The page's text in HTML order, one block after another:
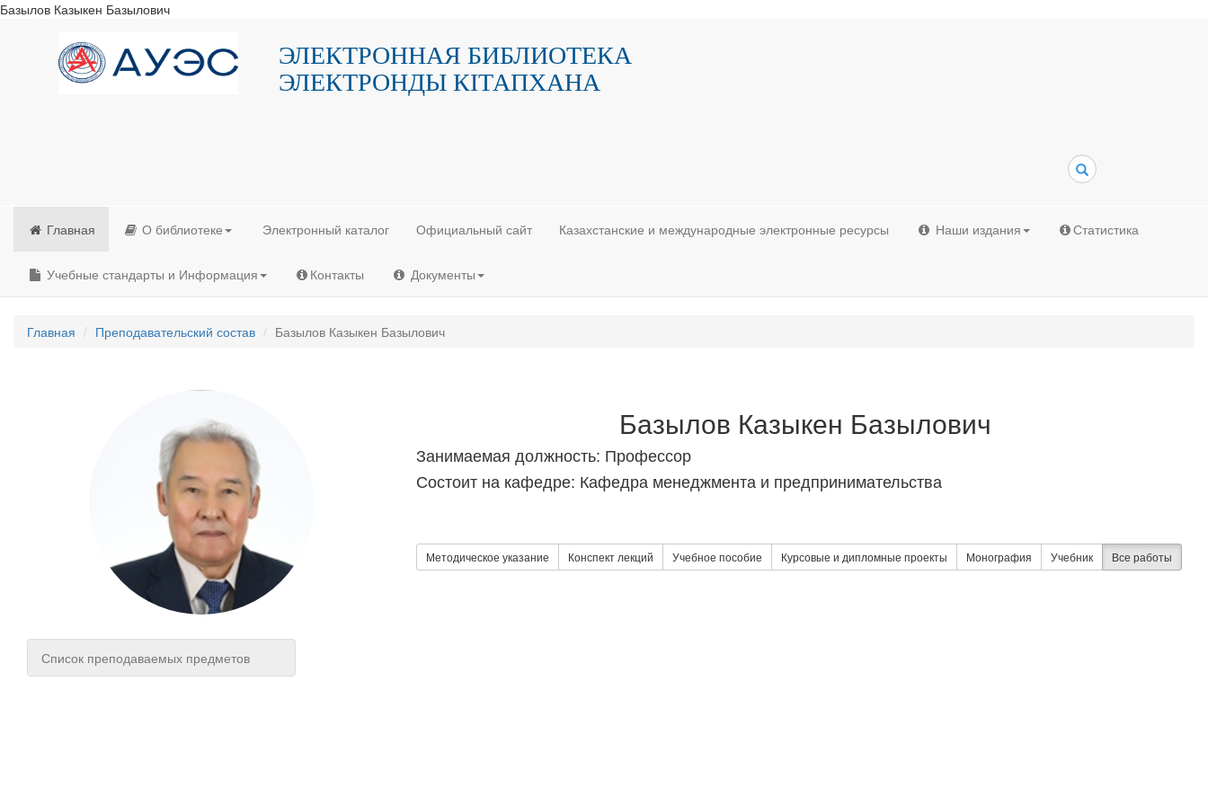
Базылов Казыкен Базылович
ЭЛЕКТРОННАЯ БИБЛИОТЕКА
ЭЛЕКТРОНДЫ КIТАПХАНА
Поиск
Главная О библиотеке Электронный каталог Официальный сайт Казахстанские и международные электронные ресурсы Наши издания Статистика
Учебные стандарты и Информация Контакты Документы
Главная Преподавательский состав Базылов Казыкен Базылович
Базылов Казыкен Базылович
Занимаемая должность: Профессор
Состоит на кафедре: Кафедра менеджмента и предпринимательства
Методическое указание Конспект лекций Учебное пособие Курсовые и дипломные проекты Монография Учебник Все работы
Список преподаваемых предметов